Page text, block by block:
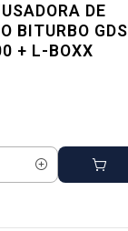
DE
BITURBO GDS
+ L-BOXX